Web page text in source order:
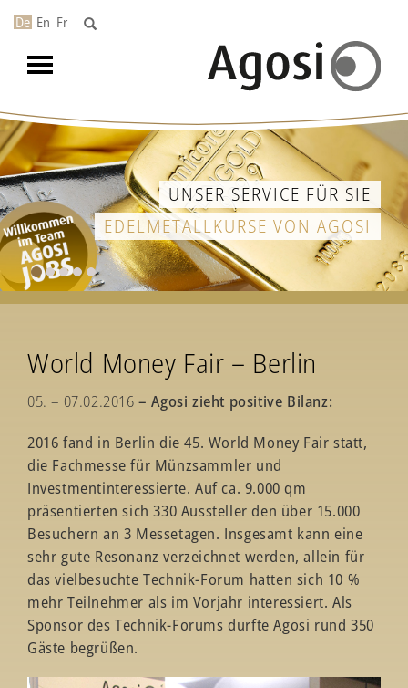
De En Fr
Toggle
navigation
UNSER SERVICE FÜR SIE
EDELMETALLKURSE VON AGOSI
World Money Fair – Berlin
05. – 07.02.2016 – Agosi zieht positive Bilanz:
2016 fand in Berlin die 45. World Money Fair statt,
die Fachmesse für Münzsammler und
Investmentinteressierte. Auf ca. 9.000 qm
präsentierten sich 330 Aussteller den über 15.000
Besuchern an 3 Messetagen. Insgesamt kann eine
sehr gute Resonanz verzeichnet werden, allein für
das vielbesuchte Technik-Forum hatten sich 10 %
mehr Teilnehmer als im Vorjahr interessiert. Als
Sponsor des Technik-Forums durfte Agosi rund 350
Gäste begrüßen.